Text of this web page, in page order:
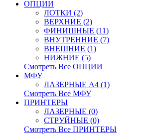
ОПЦИИ
ЛОТКИ (2)
ВЕРХНИЕ (2)
ФИНИШНЫЕ (11)
ВНУТРЕННИЕ (7)
ВНЕШНИЕ (1)
НИЖНИЕ (5)
Смотреть Все ОПЦИИ
МФУ
ЛАЗЕРНЫЕ A4 (1)
Смотреть Все МФУ
ПРИНТЕРЫ
ЛАЗЕРНЫЕ (0)
СТРУЙНЫЕ (0)
Смотреть Все ПРИНТЕРЫ